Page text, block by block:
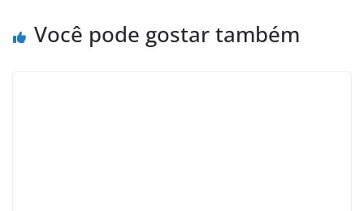
Você pode gostar também